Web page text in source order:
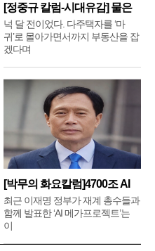
[정중규 칼럼-시대유감] 물은
배
넉 달 전이었다. 다주택자를 ‘마
귀’로 몰아가면서까지 부동산을 잡
겠다며
[박무의 화요칼럼]4700조 AI
메
최근 이재명 정부가 재계 총수들과
함께 발표한 ‘AI 메가프로젝트’는
이